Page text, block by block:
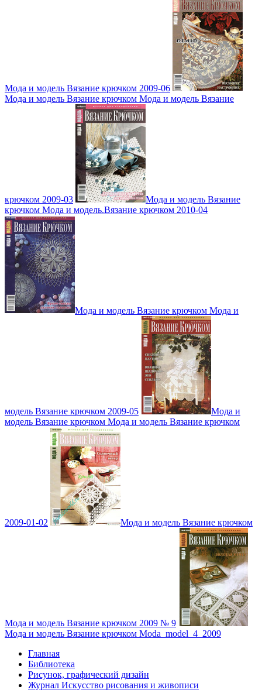
Мода и модель Вязание крючком 2009-06
Мода и модель Вязание крючком Мода и модель Вязание
крючком 2009-03
Мода и модель Вязание
крючком Мода и модель.Вязание крючком 2010-04
Мода и модель Вязание крючком Мода и
модель Вязание крючком 2009-05
Мода и
модель Вязание крючком Мода и модель Вязание крючком
2009-01-02 Мода и модель Вязание крючком
Мода и модель Вязание крючком 2009 № 9
Мода и модель Вязание крючком Moda_model_4_2009
Главная
Библиотека
Рисунок, графический дизайн
Журнал Искусство рисования и живописи